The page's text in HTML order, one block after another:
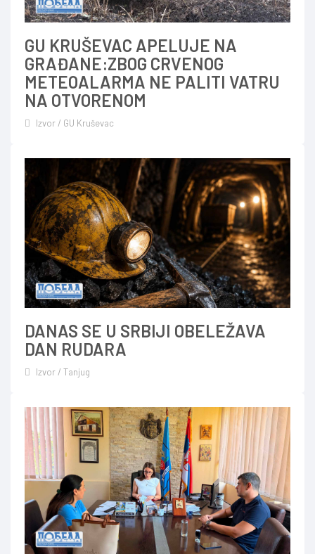
GU KRUŠEVAC APELUJE NA
GRAĐANE:ZBOG CRVENOG
METEOALARMA NE PALITI VATRU
NA OTVORENOM
Izvor / GU Kruševac
DANAS SE U SRBIJI OBELEŽAVA
DAN RUDARA
Izvor / Tanjug